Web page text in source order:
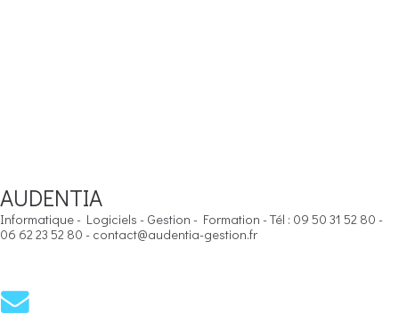
AUDENTIA
Informatique - Logiciels - Gestion - Formation - Tél : 09 50 31 52 80 -
06 62 23 52 80 - contact@audentia-gestion.fr